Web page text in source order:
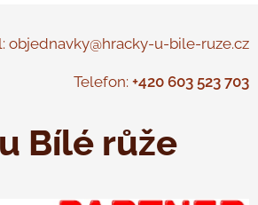
u-bile-ruze.cz
Telefon: +420 603 523 703
Bílé růže